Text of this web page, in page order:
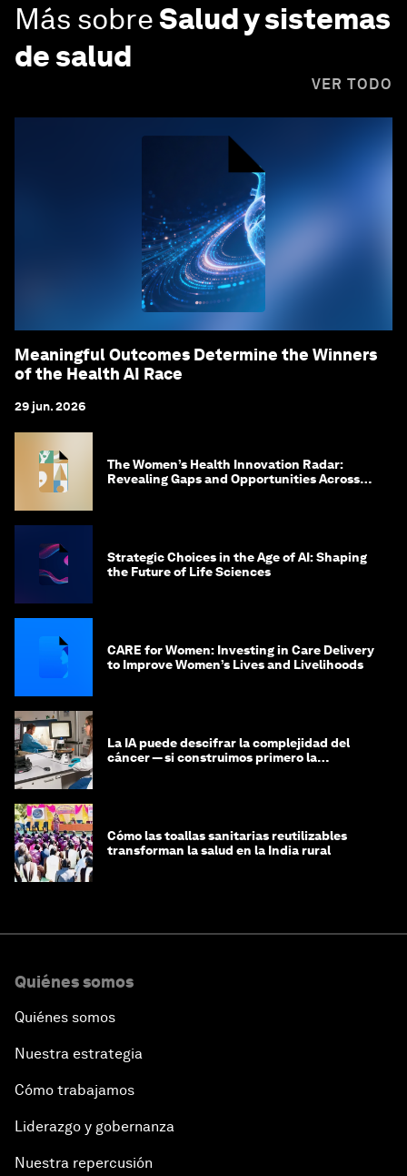
Más sobreSalud y sistemas
de salud
VER TODO
Meaningful Outcomes Determine the Winners
of the Health AI Race
29 jun. 2026
The Women’s Health Innovation Radar:
Revealing Gaps and Opportunities Across
Strategic Choices in the Age of AI: Shaping
the Future of Life Sciences
CARE for Women: Investing in Care Delivery
to Improve Women’s Lives and Livelihoods
La IA puede descifrar la complejidad del
cáncer — si construimos primero la
Cómo las toallas sanitarias reutilizables
transforman la salud en la India rural
Quiénes somos
Quiénes somos
Nuestra estrategia
Cómo trabajamos
Liderazgo y gobernanza
Nuestra repercusión